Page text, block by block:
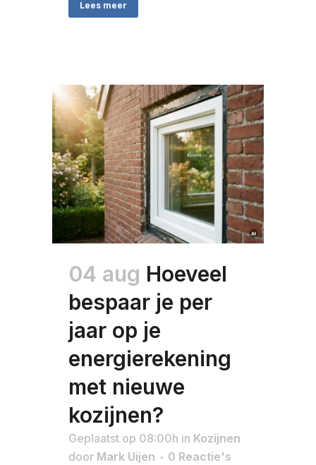
Lees meer
04 aug Hoeveel
bespaar je per
jaar op je
energierekening
met nieuwe
kozijnen?
Geplaatst op 08:00h in Kozijnen
door Mark Uijen 0 Reactie's